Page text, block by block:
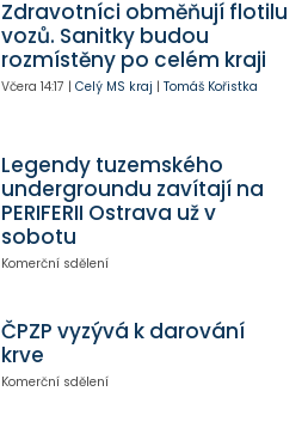
Zdravotníci obměňují flotilu
vozů. Sanitky budou
rozmístěny po celém kraji
Včera 14:17 | Celý MS kraj | Tomáš Kořistka
Legendy tuzemského
undergroundu zavítají na
PERIFERII Ostrava už v
sobotu
Komerční sdělení
ČPZP vyzývá k darování
krve
Komerční sdělení